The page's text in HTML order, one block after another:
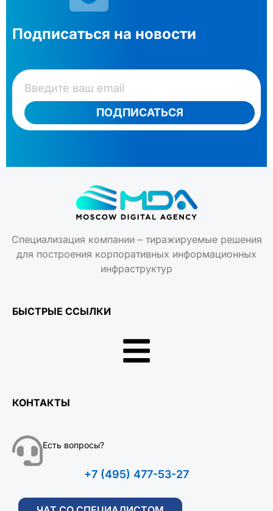
Подписаться на новости
ПОДПИСАТЬСЯ
Специализация компании – тиражируемые решения
для построения корпоративных информационных
инфраструктур
БЫСТРЫЕ ССЫЛКИ
КОНТАКТЫ
Есть вопросы?
+7 (495) 477-53-27